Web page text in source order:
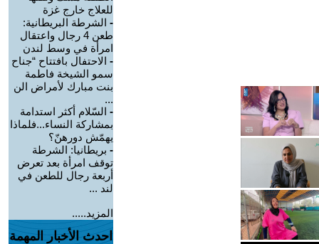
للعلاج خارج غزة
- الشرطة البريطانية:
طعن 4 رجال واعتقال
امرأة في وسط لندن
- الاحتفال بافتتاح “جناح
سمو الشيخة فاطمة
بنت مبارك لأمراض الن
...
- السّلام أكثر استدامة
بمشاركة النساء...فلماذا
يهمّش دورهنّ؟
- بريطانيا: الشرطة
توقف امرأة بعد تعرض
أربعة رجال للطعن في
لند ...
المزيد.....
احدث الأخبار المهمة